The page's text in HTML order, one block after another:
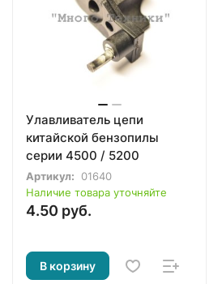
Улавливатель цепи
китайской бензопилы
серии 4500 / 5200
Артикул:
01640
Наличие товара уточняйте
4.50 руб.
В корзину